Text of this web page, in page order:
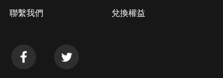
聯繫我們 兌換權益